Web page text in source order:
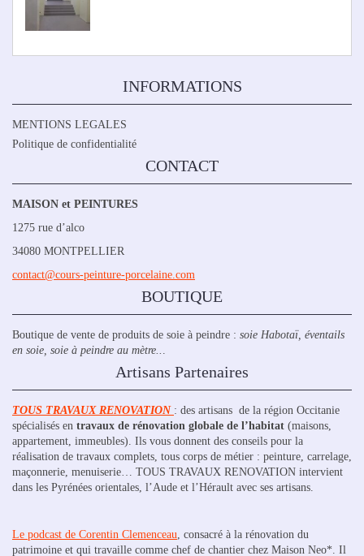
INFORMATIONS
MENTIONS LEGALES
Politique de confidentialité
CONTACT
MAISON et PEINTURES
1275 rue d’alco
34080 MONTPELLIER
contact@cours-peinture-porcelaine.com
BOUTIQUE
Boutique de vente de produits de soie à peindre : soie Habotaï, éventails
en soie, soie à peindre au mètre..
Artisans Partenaires
TOUS TRAVAUX RENOVATION : des artisans de la région Occitanie
spécialisés en travaux de rénovation globale de l’habitat (maisons,
appartement, immeubles). Ils vous donnent des conseils pour la
réalisation de travaux complets, tous corps de métier : peinture, carrelage,
maçonnerie, menuiserie… TOUS TRAVAUX RENOVATION intervient
dans les Pyrénées orientales, l’Aude et l’Hérault avec ses artisans.
Le podcast de Corentin Clemenceau , consacré à la rénovation du
patrimoine et qui travaille comme chef de chantier chez Maison Neo*. Il